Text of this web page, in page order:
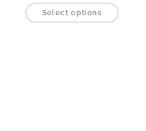
Select options